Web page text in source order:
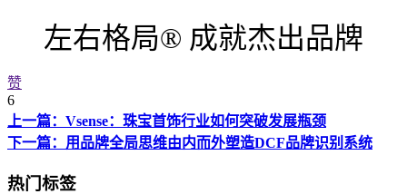
左右格局® 成就杰出品牌
赞
6
上一篇：Vsense：珠宝首饰行业如何突破发展瓶颈
下一篇：用品牌全局思维由内而外塑造DCF品牌识别系统
热门标签